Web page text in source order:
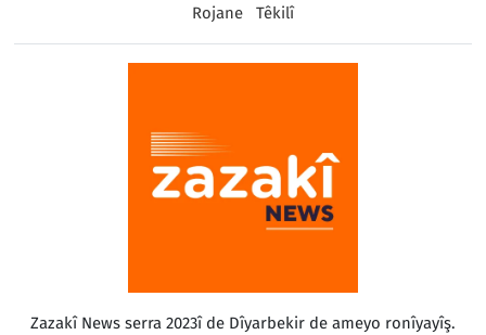
Rojane
Têkilî
Zazakî News serra 2023î de Dîyarbekir de ameyo ronîyayîş.